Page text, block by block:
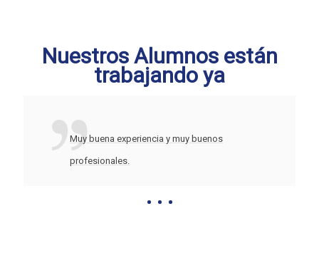
Nuestros Alumnos están
trabajando ya
Muy buena experiencia y muy buenos
profesionales.